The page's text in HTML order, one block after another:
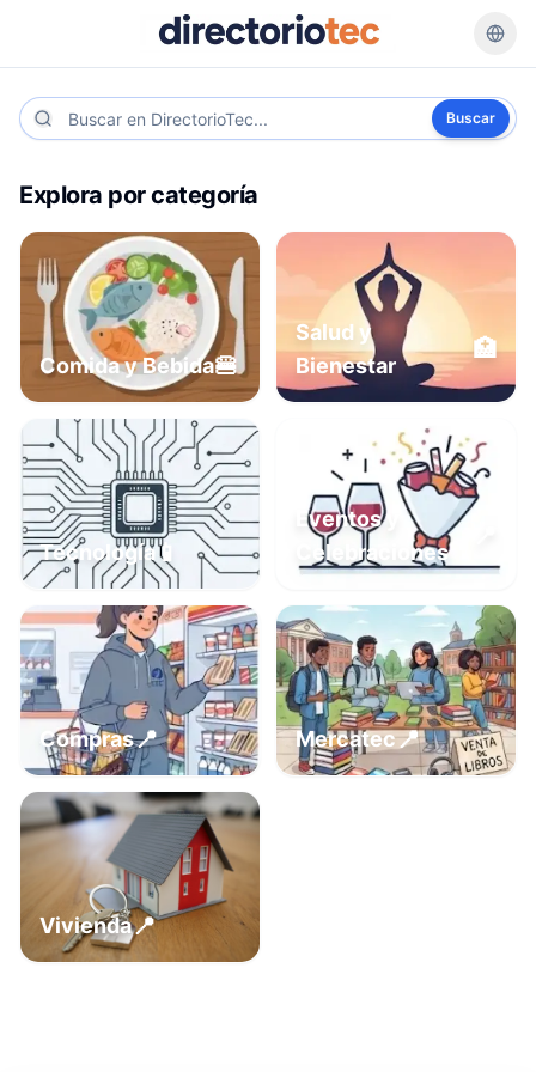
Buscar
Explora por categoría
Comida y Bebida🍔
Salud y
Bienestar
🏥
Tecnología📱
Eventos y
Celebraciones
Compras📍 Mercatec📍
Vivienda📍